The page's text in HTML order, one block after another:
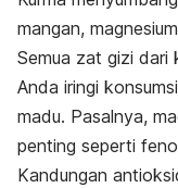
mangan, magnesium
Semua zat gizi dari
Anda iringi
madu. Pasalnya,
penting seperti
Kandungan